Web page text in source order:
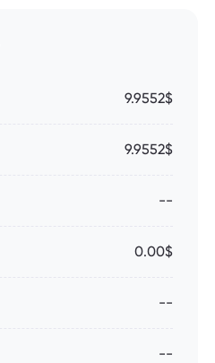
9.9552$
9.9552$
--
0.00$
--
--